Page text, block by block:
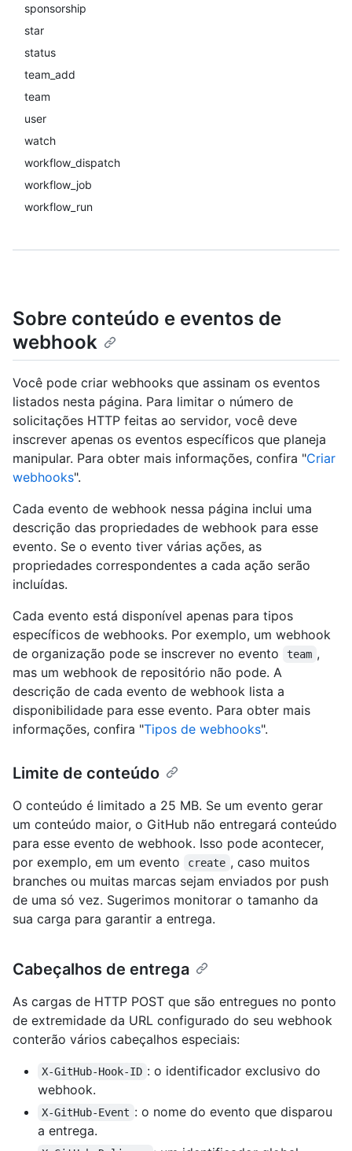
sponsorship
star
status
team_add
team
user
watch
workflow_dispatch
workflow_job
workflow_run
Sobre conteúdo e eventos de
webhook
Você pode criar webhooks que assinam os eventos
listados nesta página. Para limitar o número de
solicitações HTTP feitas ao servidor, você deve
inscrever apenas os eventos específicos que planeja
manipular. Para obter mais informações, confira "Criar
webhooks".
Cada evento de webhook nessa página inclui uma
descrição das propriedades de webhook para esse
evento. Se o evento tiver várias ações, as
propriedades correspondentes a cada ação serão
incluídas.
Cada evento está disponível apenas para tipos
específicos de webhooks. Por exemplo, um webhook
de organização pode se inscrever no evento
team ,
mas um webhook de repositório não pode. A
descrição de cada evento de webhook lista a
disponibilidade para esse evento. Para obter mais
informações, confira "Tipos de webhooks".
Limite de conteúdo
O conteúdo é limitado a 25 MB. Se um evento gerar
um conteúdo maior, o GitHub não entregará conteúdo
para esse evento de webhook. Isso pode acontecer,
por exemplo, em um evento
create , caso muitos
branches ou muitas marcas sejam enviados por push
de uma só vez. Sugerimos monitorar o tamanho da
sua carga para garantir a entrega.
Cabeçalhos de entrega
As cargas de HTTP POST que são entregues no ponto
de extremidade da URL configurado do seu webhook
conterão vários cabeçalhos especiais:
X-GitHub-Hook-ID : o identificador exclusivo do
webhook.
X-GitHub-Event : o nome do evento que disparou
a entrega.